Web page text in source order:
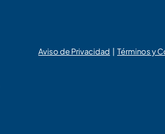
Aviso de Privacidad Términos y